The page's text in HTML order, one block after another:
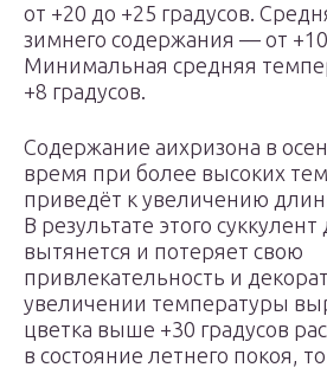
от +20 до +25 градусов.
зимнего содержания — от +10
Минимальная средняя
+8 градусов.
Содержание аихризона в
время при более высоких
приведёт к увеличению
В результате этого
вытянется и потеряет свою
привлекательность и
увеличении температуры
цветка выше +30 градусов
в состояние летнего покоя,